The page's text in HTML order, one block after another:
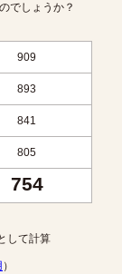
でしょうか？
909
893
841
805
754
して計算
）